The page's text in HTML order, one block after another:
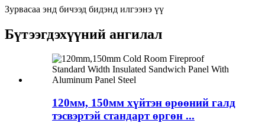
Зурвасаа энд бичээд бидэнд илгээнэ үү
Бүтээгдэхүүний ангилал
120мм, 150мм хүйтэн өрөөний галд
тэсвэртэй стандарт өргөн ...